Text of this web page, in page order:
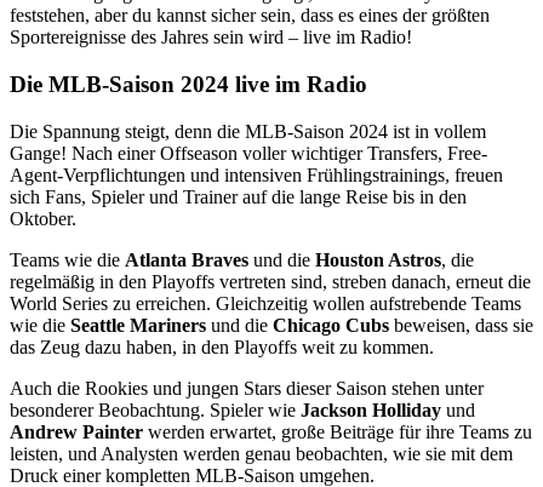
feststehen, aber du kannst sicher sein, dass es eines der größten
Sportereignisse des Jahres sein wird – live im Radio!
Die MLB-Saison 2024 live im Radio
Die Spannung steigt, denn die MLB-Saison 2024 ist in vollem
Gange! Nach einer Offseason voller wichtiger Transfers, Free-
Agent-Verpflichtungen und intensiven Frühlingstrainings, freuen
sich Fans, Spieler und Trainer auf die lange Reise bis in den
Oktober.
Teams wie die Atlanta Braves und die Houston Astros, die
regelmäßig in den Playoffs vertreten sind, streben danach, erneut die
World Series zu erreichen. Gleichzeitig wollen aufstrebende Teams
wie die Seattle Mariners und die Chicago Cubs beweisen, dass sie
das Zeug dazu haben, in den Playoffs weit zu kommen.
Auch die Rookies und jungen Stars dieser Saison stehen unter
besonderer Beobachtung. Spieler wie Jackson Holliday und
Andrew Painter werden erwartet, große Beiträge für ihre Teams zu
leisten, und Analysten werden genau beobachten, wie sie mit dem
Druck einer kompletten MLB-Saison umgehen.